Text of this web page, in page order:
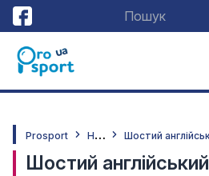
Prosport Н
овини
Шостий